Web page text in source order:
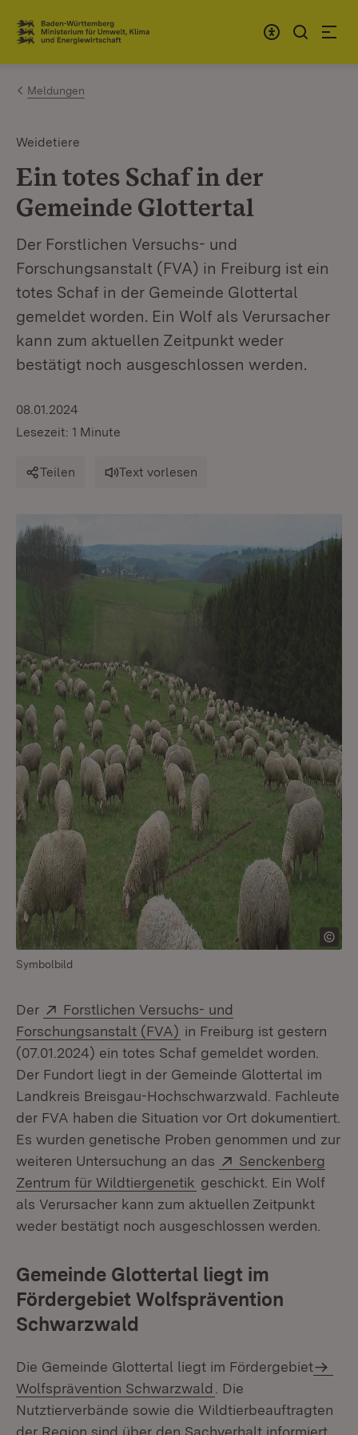
Zum Inhalt springen
Link zur Startseite
Meldungen
Weidetiere
Ein totes Schaf in der
Gemeinde Glottertal
Der Forstlichen Versuchs- und
Forschungsanstalt (FVA) in Freiburg ist ein
totes Schaf in der Gemeinde Glottertal
gemeldet worden. Ein Wolf als Verursacher
kann zum aktuellen Zeitpunkt weder
bestätigt noch ausgeschlossen werden.
08.01.2024
Lesezeit: 1 Minute
Teilen Text vorlesen
Symbolbild
Der Extern:
Forstlichen Versuchs- und
Forschungsanstalt (FVA) (Öffnet in neuem Fenster)
in Freiburg ist gestern
(07.01.2024) ein totes Schaf gemeldet worden.
Der Fundort liegt in der Gemeinde Glottertal im
Landkreis Breisgau-Hochschwarzwald. Fachleute
der FVA haben die Situation vor Ort dokumentiert.
Es wurden genetische Proben genommen und zur
weiteren Untersuchung an das
Extern:
Senckenberg
Zentrum für Wildtiergenetik (Öffnet in neuem
geschickt. Ein Wolf
als Verursacher kann zum aktuellen Zeitpunkt
weder bestätigt noch ausgeschlossen werden.
Gemeinde Glottertal liegt im
Fördergebiet Wolfsprävention
Schwarzwald
Die Gemeinde Glottertal liegt im Fördergebiet
Wolfsprävention Schwarzwald
. Die
Nutztierverbände sowie die Wildtierbeauftragten
der Region sind über den Sachverhalt informiert.